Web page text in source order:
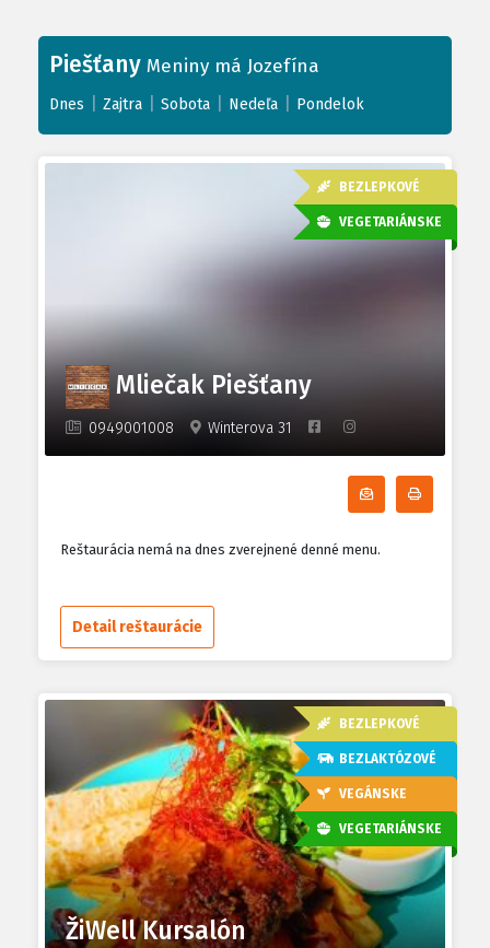
Piešťany Meniny má Jozefína
Dnes Zajtra Sobota Nedeľa Pondelok
BEZLEPKOVÉ
VEGETARIÁNSKE
Mliečak Piešťany
0949001008 Winterova 31
Odoberať
Reštaurácia nemá na dnes zverejnené denné menu.
Detail reštaurácie
BEZLEPKOVÉ
BEZLAKTÓZOVÉ
VEGÁNSKE
VEGETARIÁNSKE
ŽiWell Kursalón